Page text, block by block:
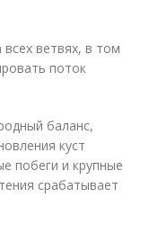
ветвях, в том
поток
баланс,
куст
побеги и крупные
срабатывает